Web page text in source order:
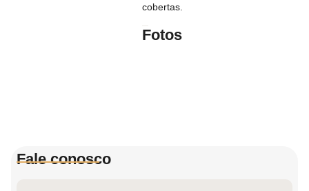
cobertas.
Fotos
Fale conosco